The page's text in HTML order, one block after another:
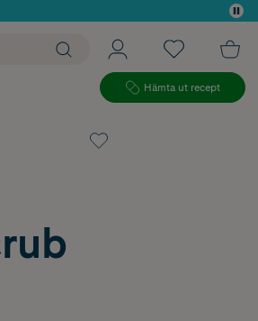
Hämta ut recept